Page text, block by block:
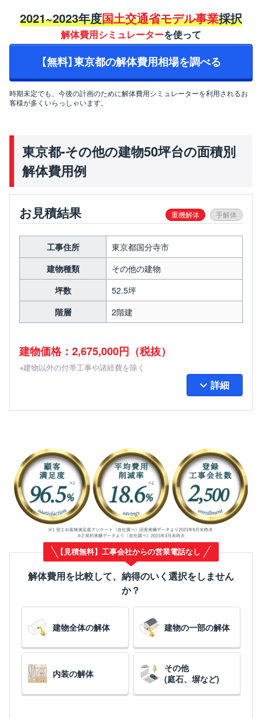
2021~2023年度国土交通省モデル事業採択
解体費用シミュレーターを使って
【無料】東京都の解体費用相場を調べる
時期未定でも、今後の計画のために解体費用シミュレーターを利用されるお
客様が多くいらっしゃいます。
東京都-その他の建物50坪台の面積別
解体費用例
お見積結果 重機解体 手解体
工事住所
東京都国分寺市
建物種類
その他の建物
坪数
52.5坪
階層
2階建
建物価格：2,675,000円（税抜）
※建物以外の付帯工事や諸経費を除く
詳細
【見積無料】工事会社からの営業電話なし
解体費用を比較して、納得のいく選択をしません
か？
建物全体の解体 建物の一部の解体
内装の解体
その他
(庭石、塀など)